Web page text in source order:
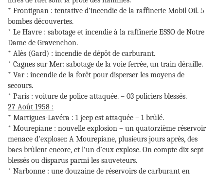
* Frontignan : tentative d’incendie de la raffinerie Mobil Oil. 5
bombes découvertes.
* Le Havre : sabotage et incendie à la raffinerie ESSO de Notre
Dame de Gravenchon.
* Alès (Gard) : incendie de dépôt de carburant.
* Cagnes sur Mer: sabotage de la voie ferrée, un train déraille.
* Var : incendie de la forêt pour disperser les moyens de
secours.
* Paris : voiture de police attaquée. – 03 policiers blessés.
27 Août 1958 :
* Martigues-Lavéra : 1 jeep est attaquée – 1 brûlé.
* Mourepiane : nouvelle explosion – un quatorzième réservoir
menace d’exploser. A Mourepiane, plusieurs jours après, des
bacs brûlent encore, et l’un d’eux explose. On compte dix-sept
blessés ou disparus parmi les sauveteurs.
* Narbonne : une douzaine de réservoirs de carburant en